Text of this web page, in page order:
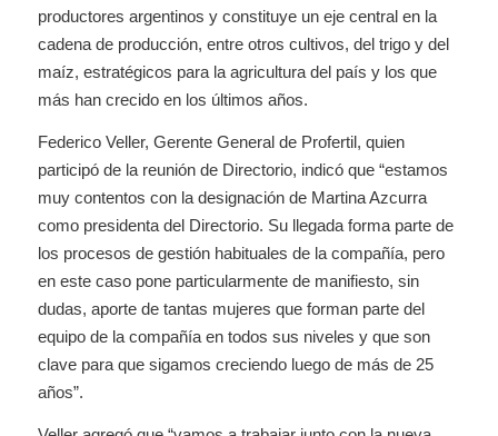
productores argentinos y constituye un eje central en la
cadena de producción, entre otros cultivos, del trigo y del
maíz, estratégicos para la agricultura del país y los que
más han crecido en los últimos años.
Federico Veller, Gerente General de Profertil, quien
participó de la reunión de Directorio, indicó que “estamos
muy contentos con la designación de Martina Azcurra
como presidenta del Directorio. Su llegada forma parte de
los procesos de gestión habituales de la compañía, pero
en este caso pone particularmente de manifiesto, sin
dudas, aporte de tantas mujeres que forman parte del
equipo de la compañía en todos sus niveles y que son
clave para que sigamos creciendo luego de más de 25
años”.